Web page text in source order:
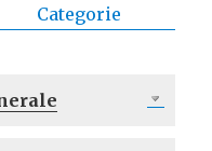
Categorie